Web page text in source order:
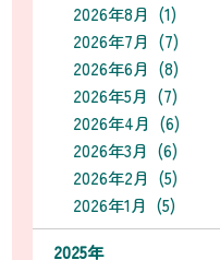
2026年8月 (1)
2026年7月 (7)
2026年6月 (8)
2026年5月 (7)
2026年4月 (6)
2026年3月 (6)
2026年2月 (5)
2026年1月 (5)
2025年